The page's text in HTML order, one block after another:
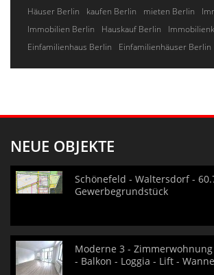
Häuser Berlin
kaufen Berlin mieten Berlin
Immobilien Berlin
Hauskauf Berlin
Einfamilienhaus Berlin
Einfamilienhäuser Berlin
NEUE OBJEKTE
Schönefeld - Waltersdorf -
Gewerbegrundstück
Moderne 3 -
- Balkon - Loggia - Lift -